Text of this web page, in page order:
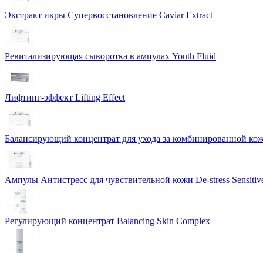
Экстракт икры Cупервосстановление Caviar Extract
Ревитализирующая сыворотка в ампулах Youth Fluid
Лифтинг-эффект Lifting Effect
Балансирующий концентрат для ухода за комбинированной
Ампулы Антистресс для чувствительной кожи De-stress
Регулирующий концентрат Balancing Skin Complex